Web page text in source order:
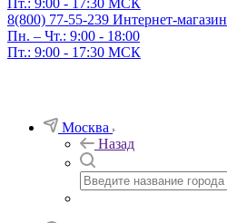
Пт.: 9:00 - 17:30 МСК
8(800) 77-55-239 Интернет-магазин
Пн. – Чт.: 9:00 - 18:00
Пт.: 9:00 - 17:30 МСК
Москва
Назад